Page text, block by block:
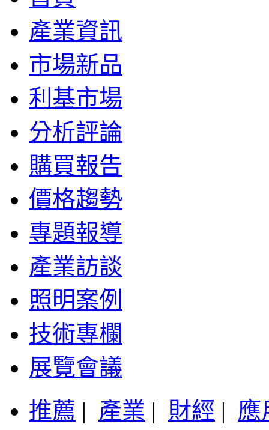
產業資訊
市場新品
利基市場
分析評論
購買報告
價格趨勢
專題報導
產業訪談
照明案例
技術專欄
展覽會議
推薦 | 產業 | 財經 | 應